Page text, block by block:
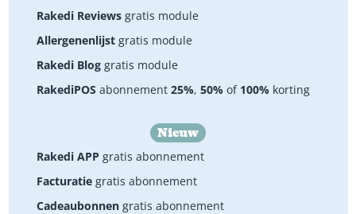
Rakedi Reviewsgratis module
Allergenenlijstgratis module
Rakedi Bloggratis module
RakediPOS abonnement 25%, 50%of 100%korting
Nieuw
Rakedi APP gratis abonnement
Facturatiegratis abonnement
Cadeaubonnengratis abonnement